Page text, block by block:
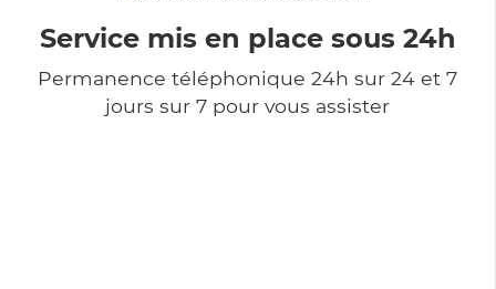
Service mis en place sous 24h
Permanence téléphonique 24h sur 24 et 7
jours sur 7 pour vous assister